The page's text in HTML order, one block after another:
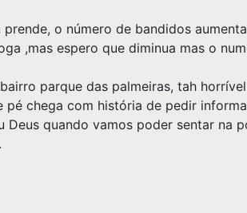
o número de bandidos
,mas espero que diminua mas o
parque das palmeiras, tah
pé chega com história de pedir
Deus quando vamos poder sentar na